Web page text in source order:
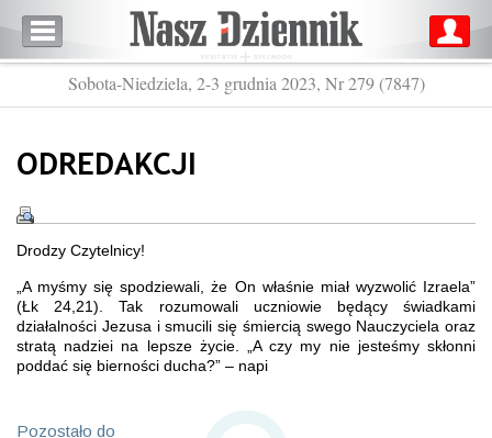
Sobota-Niedziela, 2-3 grudnia 2023, Nr 279 (7847)
ODREDAKCJI
Drodzy Czytelnicy!
„A myśmy się spodziewali, że On właśnie miał wyzwolić Izraela”
(Łk 24,21). Tak rozumowali uczniowie będący świadkami
działalności Jezusa i smucili się śmiercią swego Nauczyciela oraz
stratą nadziei na lepsze życie. „A czy my nie jesteśmy skłonni
poddać się bierności ducha?” – napi
Pozostało do